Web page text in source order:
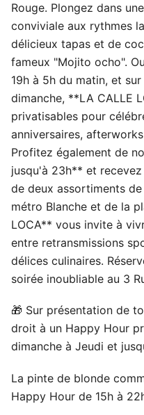
Rouge. Plongez dans
conviviale aux rythmes
délicieux tapas et de
fameux "Mojito ocho".
19h à 5h du matin, et
dimanche, **LA CALLE
privatisables pour
anniversaires,
Profitez également de
jusqu'à 23h** et
de deux assortiments
métro Blanche et de la
LOCA** vous invite à
entre retransmissions
délices culinaires.
soirée inoubliable au 3
🎁 Sur présentation de
droit à un Happy Hour
dimanche à Jeudi et
La pinte de blonde
Happy Hour de 15h à